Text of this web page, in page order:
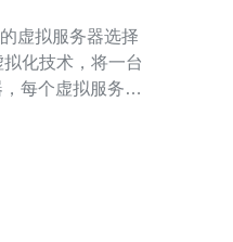
虚拟服务器选择
化技术，将一台
每个虚拟服务器
格更为经济实